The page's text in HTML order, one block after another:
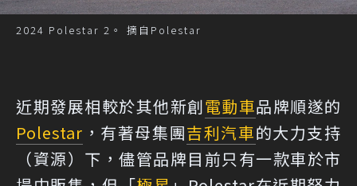
2024 Polestar 2。 摘自Polestar
近期發展相較於其他新創電動車品牌順遂的
Polestar ，有著母集團吉利汽車的大力支持
（資源）下，儘管品牌目前只有一款車於市